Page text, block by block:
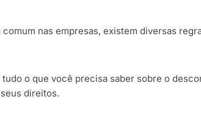
comum nas empresas, existem diversas
o que você precisa saber sobre o
direitos.